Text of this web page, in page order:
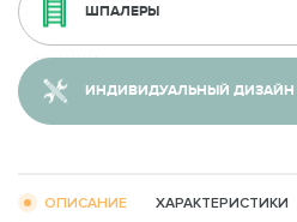
ШПАЛЕРЫ
ИНДИВИДУАЛЬНЫЙ ДИЗАЙН
ОПИСАНИЕ ХАРАКТЕРИСТИКИ